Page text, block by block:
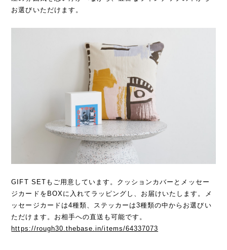
お選びいただけます。
GIFT SETもご用意しています。クッションカバーとメッセー
ジカードをBOXに入れてラッピングし、お届けいたします。メ
ッセージカードは4種類、ステッカーは3種類の中からお選びい
ただけます。お相手への直送も可能です。
https://rough30.thebase.in/items/64337073